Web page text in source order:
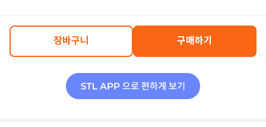
장바구니 구매하기